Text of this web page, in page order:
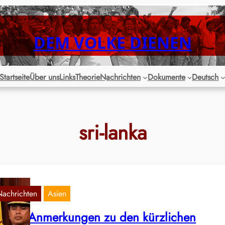
DEM VOLKE DIENEN
StartseiteÜber unsLinksTheorieNachrichten Dokumente Deutsch
sri-lanka
Asien
Anmerkungen zu den kürzlichen